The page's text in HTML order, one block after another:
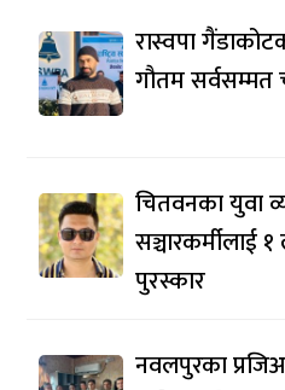
रास्वपा
गौतम
चितवनका युवा
सञ्चारकर्मीलाई
पुरस्कार
नवलपुरका